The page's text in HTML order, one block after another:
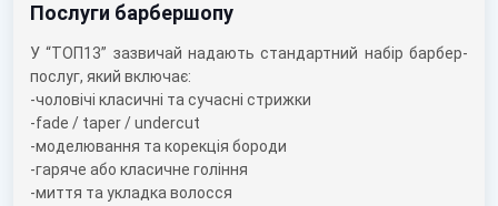
Послуги барбершопу
У “ТОП13” зазвичай надають стандартний набір барбер-
послуг, який включає:
-чоловічі класичні та сучасні стрижки
-fade / taper / undercut
-моделювання та корекція бороди
-гаряче або класичне гоління
-миття та укладка волосся